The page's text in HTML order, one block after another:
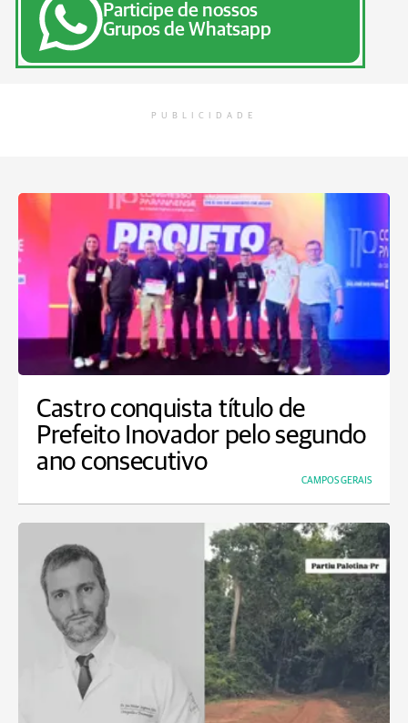
Participe de nossos
Grupos de Whatsapp
PUBLICIDADE
Castro conquista título de
Prefeito Inovador pelo segundo
ano consecutivo
CAMPOS GERAIS